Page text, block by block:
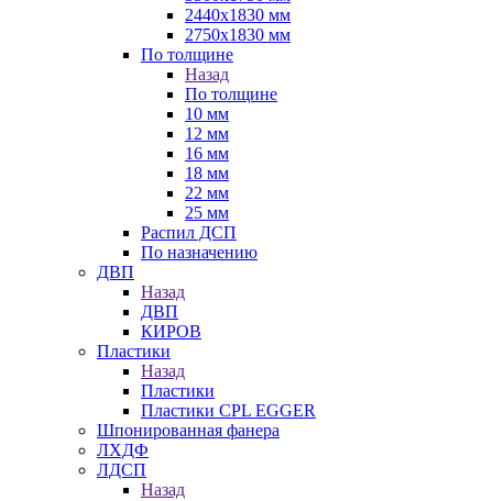
2440х1830 мм
2750х1830 мм
По толщине
Назад
По толщине
10 мм
12 мм
16 мм
18 мм
22 мм
25 мм
Распил ДСП
По назначению
ДВП
Назад
ДВП
КИРОВ
Пластики
Назад
Пластики
Пластики CPL EGGER
Шпонированная фанера
ЛХДФ
ЛДСП
Назад